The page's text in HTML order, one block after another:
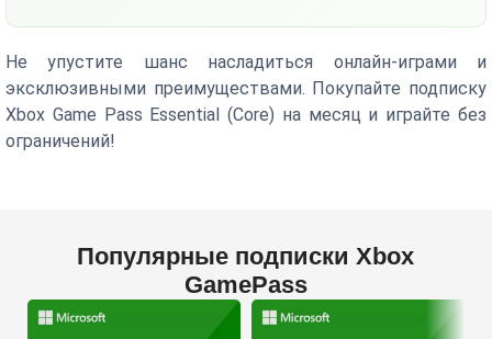
Не упустите шанс насладиться онлайн-играми и
эксклюзивными преимуществами. Покупайте подписку
Xbox Game Pass Essential (Core) на месяц и играйте без
ограничений!
Популярные подписки Xbox
GamePass